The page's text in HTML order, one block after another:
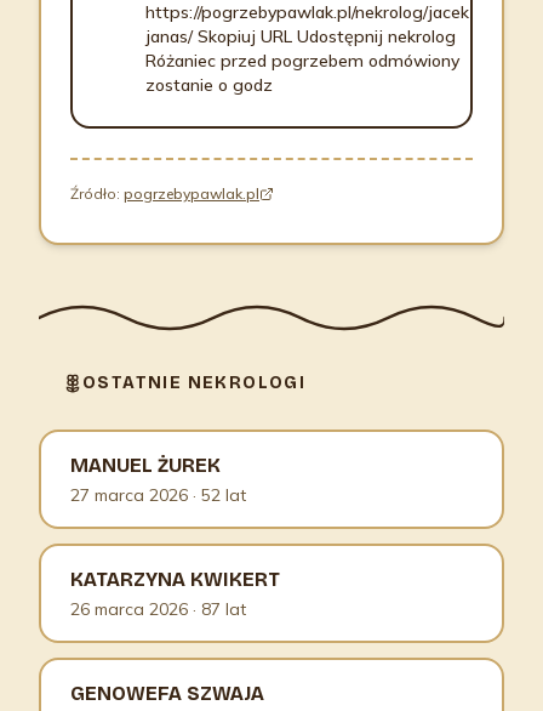
https://pogrzebypawlak.pl/nekrolog/jacek-
janas/ Skopiuj URL Udostępnij nekrolog
Różaniec przed pogrzebem odmówiony
zostanie o godz
Źródło: pogrzebypawlak.pl
OSTATNIE NEKROLOGI
MANUEL ŻUREK
27 marca 2026 · 52 lat
KATARZYNA KWIKERT
26 marca 2026 · 87 lat
GENOWEFA SZWAJA